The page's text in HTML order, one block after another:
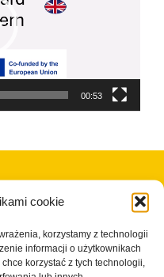
cookie
korzystamy z technologii
informacji o użytkownikach
korzystać z tych technologii,
00:53